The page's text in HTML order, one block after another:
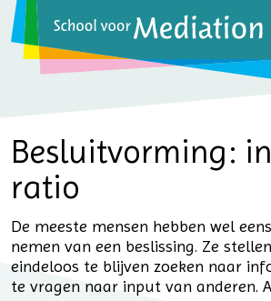
Besluitvorming:
ratio
De meeste mensen hebben wel
nemen van een beslissing. Ze
eindeloos te blijven zoeken naar
te vragen naar input van anderen.